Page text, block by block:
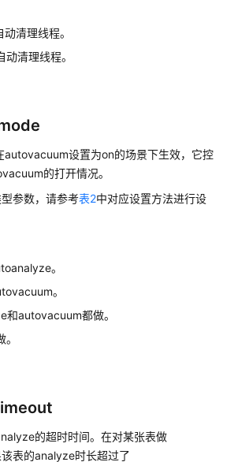
清理线程。
清理线程。
autovacuum设置为on的场景下生效，它控
的打开情况。
参数，请参考表2中对应设置方法进行设
。
。
autovacuum都做。
的超时时间。在对某张表做
表的analyze时长超过了